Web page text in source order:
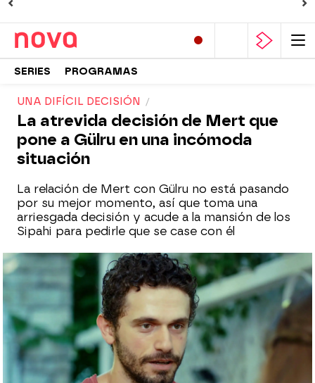
SERIES PROGRAMAS
UNA DIFÍCIL DECISIÓN
La atrevida decisión de Mert que
pone a Gülru en una incómoda
situación
La relación de Mert con Gülru no está pasando
por su mejor momento, así que toma una
arriesgada decisión y acude a la mansión de los
Sipahi para pedirle que se case con él
Nova